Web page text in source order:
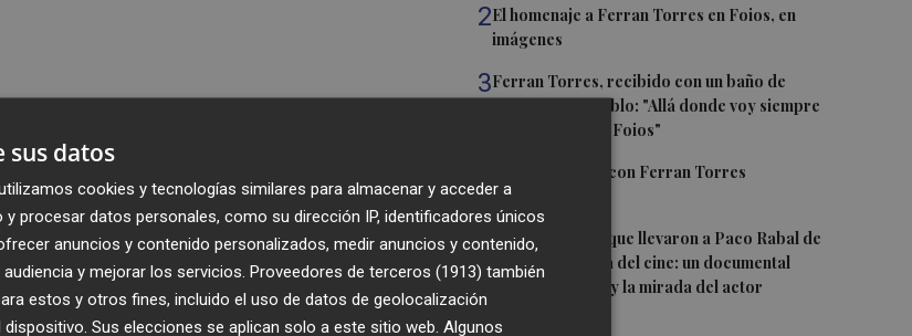
2El homenaje a Ferran Torres en Foios, en
imágenes
3Ferran Torres, recibido con un baño de
masas en su pueblo: "Allá donde voy siempre
digo que soy de Foios"
Foios se vuelca con Ferran Torres
5Las '200 vidas' que llevaron a Paco Rabal de
Águilas a la cima del cine: un documental
recupera la voz y la mirada del actor
sus datos
cookies y tecnologías similares para almacenar y acceder a
procesar datos personales, como su dirección IP, identificadores únicos
anuncios y contenido personalizados, medir anuncios y contenido,
y mejorar los servicios. Proveedores de terceros (1913) también
estos y otros fines, incluido el uso de datos de geolocalización
Sus elecciones se aplican solo a este sitio web. Algunos